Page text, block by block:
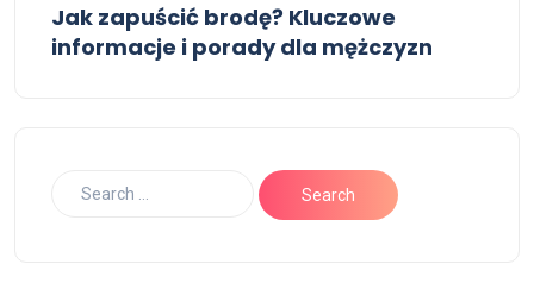
Jak zapuścić brodę? Kluczowe
informacje i porady dla mężczyzn